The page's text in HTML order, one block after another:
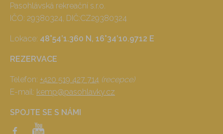
Pasohlávská rekreační s.r.o.
IČO: 29380324, DIČ:CZ29380324
Lokace: 48°54’1.360 N, 16°34’10.9712 E
REZERVACE
Telefon: +420 519 427 714 (recepce)
E-mail: kemp@pasohlavky.cz
SPOJTE SE S NÁMI